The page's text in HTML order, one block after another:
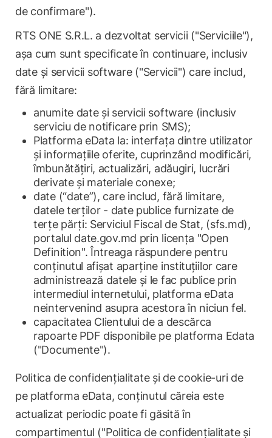
de confirmare").
RTS ONE S.R.L. a dezvoltat servicii ("Serviciile"),
așa cum sunt specificate în continuare, inclusiv
date și servicii software ("Servicii") care includ,
fără limitare:
anumite date și servicii software (inclusiv
serviciu de notificare prin SMS);
Platforma eData la: interfața dintre utilizator
și informațiile oferite, cuprinzând modificări,
îmbunătățiri, actualizări, adăugiri, lucrări
derivate și materiale conexe;
date (“date”), care includ, fără limitare,
datele terților - date publice furnizate de
terțe părți: Serviciul Fiscal de Stat, (sfs.md),
portalul date.gov.md prin licența "Open
Definition". Întreaga răspundere pentru
conținutul afișat aparține instituțiilor care
administrează datele și le fac publice prin
intermediul internetului, platforma eData
neintervenind asupra acestora în niciun fel.
capacitatea Clientului de a descărca
rapoarte PDF disponibile pe platforma Edata
("Documente").
Politica de confidențialitate și de cookie-uri de
pe platforma eData, conținutul căreia este
actualizat periodic poate fi găsită în
compartimentul ("Politica de confidențialitate și